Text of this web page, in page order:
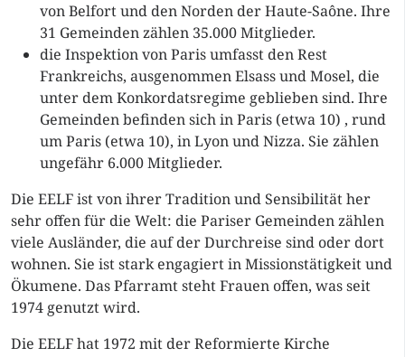
von Belfort und den Norden der Haute-Saône. Ihre
31 Gemeinden zählen 35.000 Mitglieder.
die Inspektion von Paris umfasst den Rest
Frankreichs, ausgenommen Elsass und Mosel, die
unter dem Konkordatsregime geblieben sind. Ihre
Gemeinden befinden sich in Paris (etwa 10) , rund
um Paris (etwa 10), in Lyon und Nizza. Sie zählen
ungefähr 6.000 Mitglieder.
Die EELF ist von ihrer Tradition und Sensibilität her
sehr offen für die Welt: die Pariser Gemeinden zählen
viele Ausländer, die auf der Durchreise sind oder dort
wohnen. Sie ist stark engagiert in Missionstätigkeit und
Ökumene. Das Pfarramt steht Frauen offen, was seit
1974 genutzt wird.
Die EELF hat 1972 mit der Reformierte Kirche